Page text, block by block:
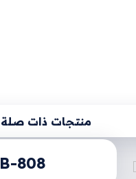
منتجات ذات صلة
B-808